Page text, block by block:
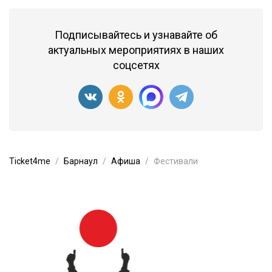
Подписывайтесь и узнавайте об
актуальных мероприятиях в наших
соцсетях
Ticket4me Барнаул Афиша Фестивали